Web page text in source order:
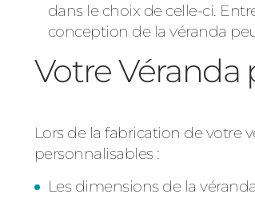
dans le choix de celle-ci.
conception de la véranda
Votre Véranda
Lors de la fabrication de votre
personnalisables :
Les dimensions de la